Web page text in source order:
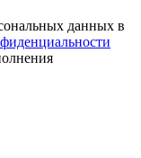
данных в